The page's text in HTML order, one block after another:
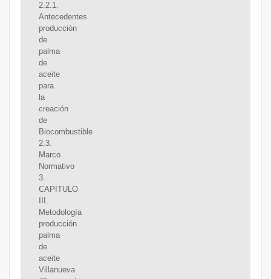
2.2.1.
Antecedentes
producción
de
palma
de
aceite
para
la
creación
de
Biocombustible
2.3.
Marco
Normativo
3.
CAPITULO
III.
Metodología
producción
palma
de
aceite
Villanueva